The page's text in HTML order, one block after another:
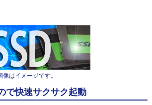
はイメージです。
で快速サクサク起動